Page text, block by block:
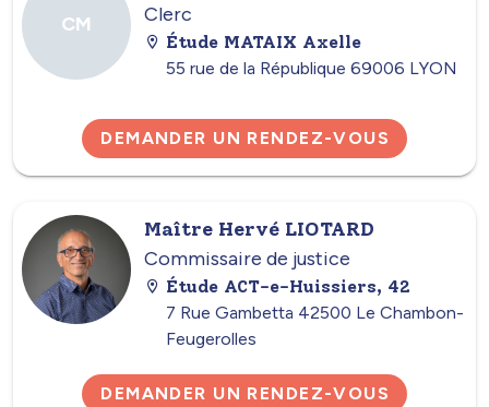
CM
Clerc
Étude MATAIX Axelle
55 rue de la République 69006 LYON
DEMANDER UN RENDEZ-VOUS
Maître Hervé LIOTARD
Commissaire de justice
Étude ACT-e-Huissiers, 42
7 Rue Gambetta 42500 Le Chambon-
Feugerolles
DEMANDER UN RENDEZ-VOUS